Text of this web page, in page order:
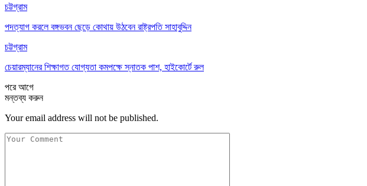
চট্টগ্রাম
পদত্যাগ করলে বঙ্গভবন ছেড়ে কোথায় উঠবেন রাষ্ট্রপতি সাহাবুদ্দিন
চট্টগ্রাম
চেয়ারম্যানের শিক্ষাগত যোগ্যতা কমপক্ষে স্নাতক পাশ, হাইকোর্টে রুল
পরেআগে
মন্তব্য করুন
Your email address will not be published.